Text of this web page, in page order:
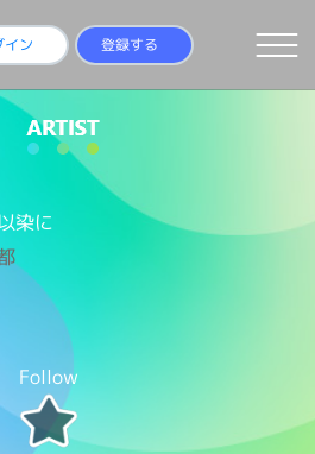
イン 登録する
染に
Follow